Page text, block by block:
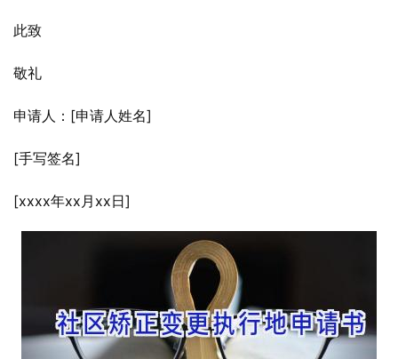
此致
敬礼
申请人：[申请人姓名]
[手写签名]
[xxxx年xx月xx日]